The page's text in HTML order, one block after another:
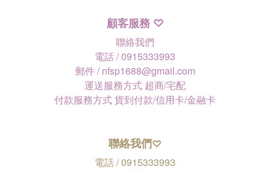
顧客服務 ♡
聯絡我們
電話 / 0915333993
郵件 / nfsp1688@gmail.com
運送服務方式 超商/宅配
付款服務方式 貨到付款/信用卡/金融卡
聯絡我們♡
電話 / 0915333993